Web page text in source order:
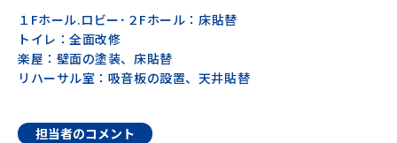
１Fホール.ロビー･２Fホール：床貼替
トイレ：全面改修
楽屋：壁面の塗装、床貼替
リハーサル室：吸音板の設置、天井貼替
担当者のコメント